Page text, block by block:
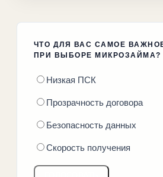
ЧТО ДЛЯ ВАС САМОЕ
ПРИ ВЫБОРЕ МИКРОЗАЙМА?
Низкая ПСК
Прозрачность договора
Безопасность данных
Скорость получения